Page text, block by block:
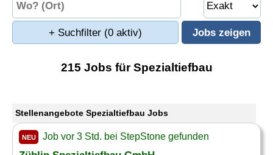
+ Suchfilter (0 aktiv)
215 Jobs für Spezialtiefbau
Stellenangebote Spezialtiefbau Jobs
NEU Job vor 3 Std. bei StepStone gefunden